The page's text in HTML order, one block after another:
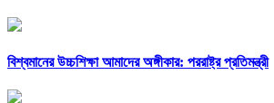
বিশ্বমানের উচ্চশিক্ষা আমাদের অঙ্গীকার: পররাষ্ট্র প্রতিমন্ত্রী